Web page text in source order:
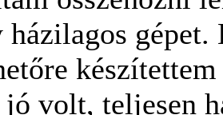
házilagos
jó volt, teljesen